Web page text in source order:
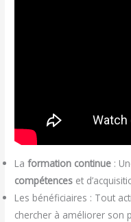
Laformation continue :
compétences et
Les bénéficiaires : Tout
chercher à améliorer son